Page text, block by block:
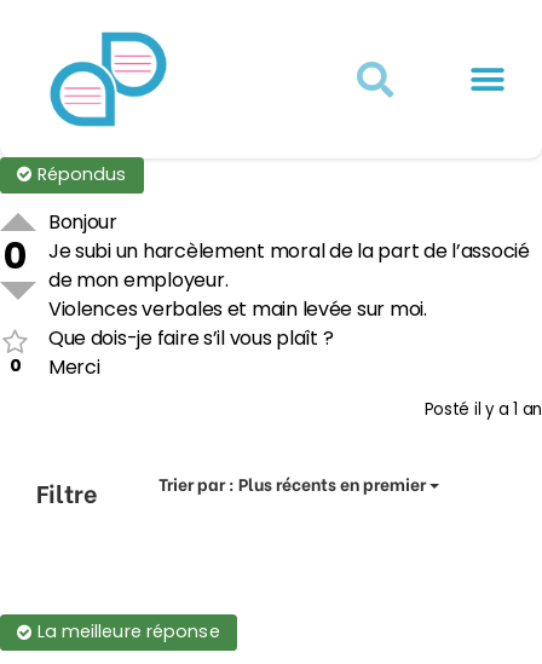
Répondus
0
0
Bonjour
Je subi un harcèlement moral de la part de l’associé
de mon employeur.
Violences verbales et main levée sur moi.
Que dois-je faire s’il vous plaît ?
Merci
Posté il y a 1 an
Filtre Trier par :Plus récents en premier
La meilleure réponse